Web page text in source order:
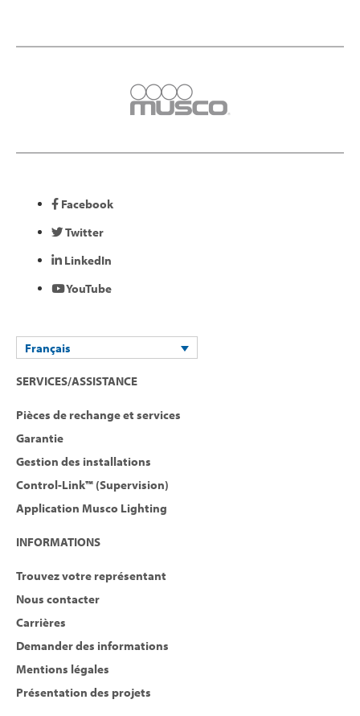
Facebook
Twitter
LinkedIn
YouTube
Français
SERVICES/ASSISTANCE
Pièces de rechange et services
Garantie
Gestion des installations
Control-Link™ (Supervision)
Application Musco Lighting
INFORMATIONS
Trouvez votre représentant
Nous contacter
Carrières
Demander des informations
Mentions légales
Présentation des projets